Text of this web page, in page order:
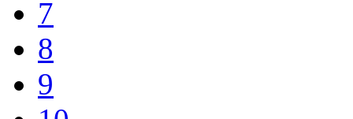
7
8
9